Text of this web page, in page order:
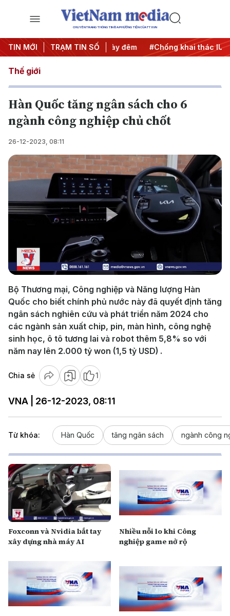
CHUYÊN TRANG THÔNG TIN ĐA PHƯƠNG TIỆN CỦA TTXVN
TIN MỚI TRẠM TIN SỐ
#Chiến dịch 500 ngày đêm #Chống khai thác IUU
Thế giới
Hàn Quốc tăng ngân sách cho 6
ngành công nghiệp chủ chốt
26-12-2023, 08:11
Play
Video
Bộ Thương mại, Công nghiệp và Năng lượng Hàn
Quốc cho biết chính phủ nước này đã quyết định tăng
ngân sách nghiên cứu và phát triển năm 2024 cho
các ngành sản xuất chip, pin, màn hình, công nghệ
sinh học, ô tô tương lai và robot thêm 5,8% so với
năm nay lên 2.000 tỷ won (1,5 tỷ USD) .
Chia sẻ 1
VNA | 26-12-2023, 08:11
Từ khóa: Hàn Quốc tăng ngân sách ngành công
Foxconn và Nvidia bắt tay
xây dựng nhà máy AI
Nhiều nỗi lo khi Công
nghiệp game nở rộ